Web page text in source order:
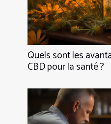
Quels sont les
CBD pour la santé ?